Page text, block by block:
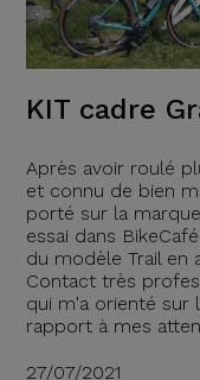
KIT cadre
Après avoir roulé
et connu de bien
porté sur la
essai dans
du modèle Trail en
Contact très
qui m'a orienté sur
rapport à mes
27/07/2021